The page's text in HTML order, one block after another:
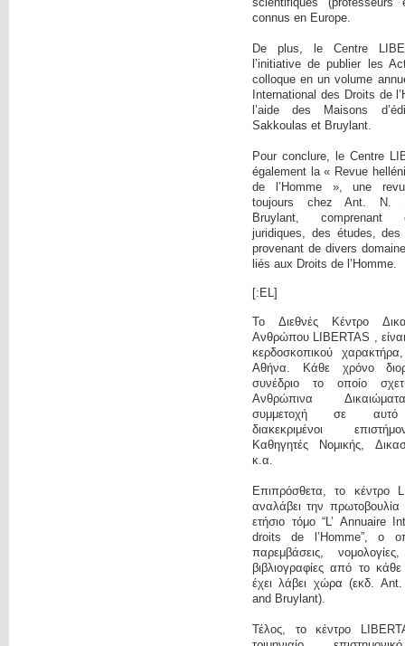
connus en Europe.
De plus, le Centre
l’initiative de publier les
colloque en un volume
International des Droits de
l’aide des Maisons
Sakkoulas et Bruylant.
Pour conclure, le Centre
également la « Revue
de l’Homme », une
toujours chez Ant. N.
Bruylant, comprenant
juridiques, des études, des
provenant de divers
liés aux Droits de l’Homme.
[:EL]
Το Διεθνές Κέντρο
Ανθρώπου LIBERTAS , είναι
κερδοσκοπικού
Αθήνα. Κάθε χρόνο
συνέδριο το οποίο
Ανθρώπινα
συμμετοχή σε αυτό
διακεκριμένοι
Καθηγητές Νομικής,
κ.α.
Επιπρόσθετα, το κέντρο
αναλάβει την πρωτοβουλία
ετήσιο τόμο “L’ Annuaire
droits de l’Homme”, ο
παρεμβάσεις,
βιβλιογραφίες από το
έχει λάβει χώρα (εκδ.
and Bruylant).
Τέλος, το κέντρο